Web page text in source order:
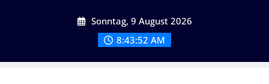
Sonntag, 9 August 2026
8:43:54 AM